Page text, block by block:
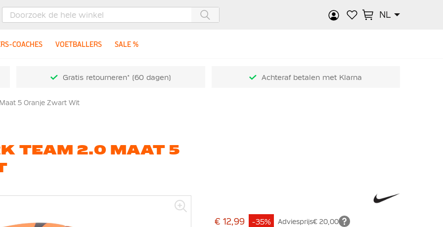
NL
COACHES VOETBALLERS SALE %
Gratis retourneren* (60 dagen) Achteraf betalen met Klarna
5 Oranje Zwart Wit
TEAM 2.0 MAAT 5
€ 12,99 Adviesprijs€ 20,00
-35%